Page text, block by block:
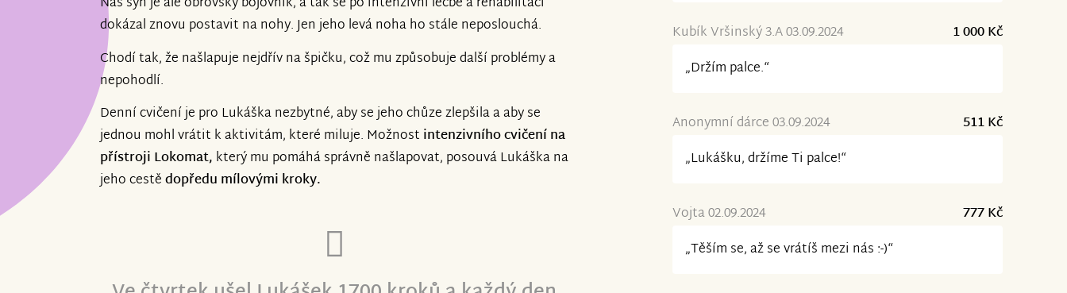
dokázal znovu postavit na nohy. Jen jeho levá noha ho stále neposlouchá.
Chodí tak, že našlapuje nejdřív na špičku, což mu způsobuje další problémy a
nepohodlí.
Denní cvičení je pro Lukáška nezbytné, aby se jeho chůze zlepšila a aby se
jednou mohl vrátit k aktivitám, které miluje. Možnost intenzivního cvičení na
přístroji Lokomat, který mu pomáhá správně našlapovat, posouvá Lukáška na
jeho cestědopředu mílovými kroky.
Kubík Vršinský 3.A 03.09.2024
1 000 Kč
„Držím palce.“
Anonymní dárce 03.09.2024
511 Kč
„Lukášku, držíme Ti palce!“
Vojta 02.09.2024
777 Kč
„Těším se, až se vrátíš mezi nás :-)“